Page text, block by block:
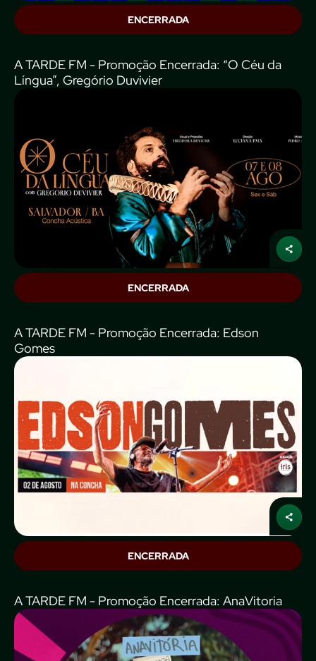
ENCERRADA
A TARDE FM - Promoção Encerrada: “O Céu da
Língua”, Gregório Duvivier
ENCERRADA
A TARDE FM - Promoção Encerrada: Edson
Gomes
ENCERRADA
A TARDE FM - Promoção Encerrada: AnaVitoria